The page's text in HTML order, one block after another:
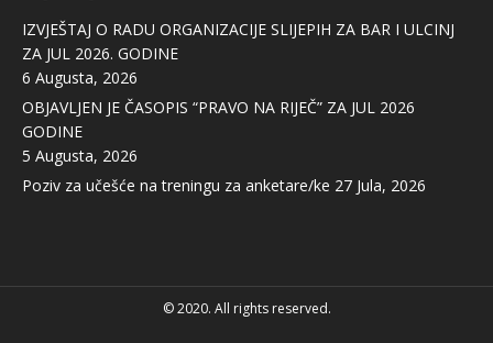
in
new
window
in
new
window
in
new
window
IZVJEŠTAJ O RADU ORGANIZACIJE SLIJEPIH ZA BAR I ULCINJ
ZA JUL 2026. GODINE
6 Augusta, 2026
OBJAVLJEN JE ČASOPIS “PRAVO NA RIJEČ” ZA JUL 2026
GODINE
5 Augusta, 2026
Poziv za učešće na treningu za anketare/ke 27 Jula, 2026
© 2020. All rights reserved.